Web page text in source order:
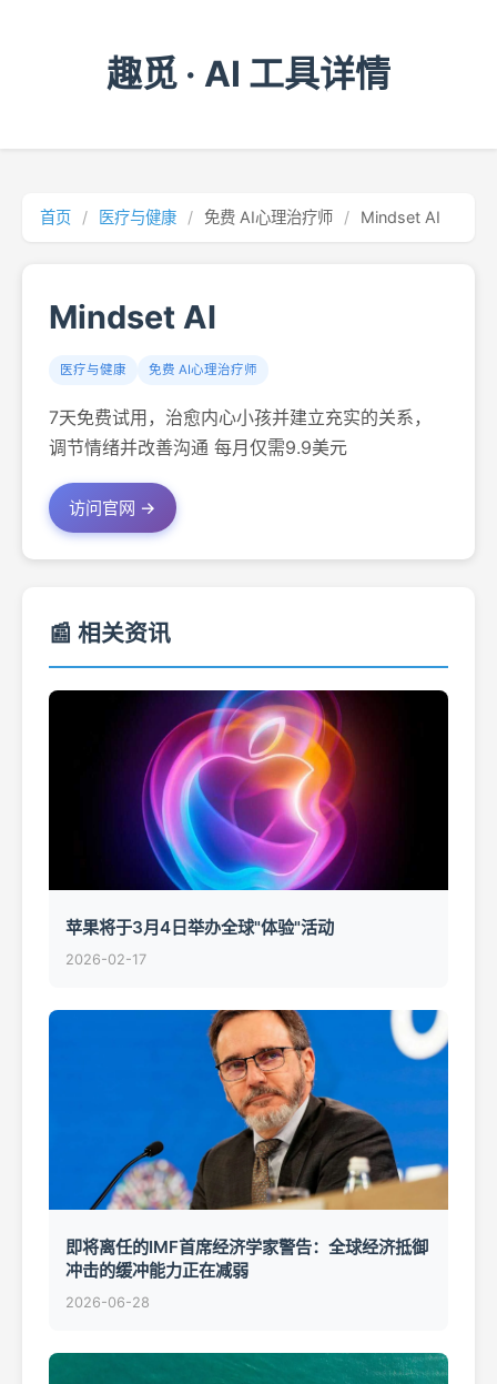
趣觅 · AI 工具详情
首页 / 医疗与健康 / 免费 AI心理治疗师 / Mindset AI
Mindset AI
医疗与健康 免费 AI心理治疗师
7天免费试用，治愈内心小孩并建立充实的关系，
调节情绪并改善沟通 每月仅需9.9美元
访问官网 →
📰 相关资讯
苹果将于3月4日举办全球"体验"活动
2026-02-17
即将离任的IMF首席经济学家警告：全球经济抵御
冲击的缓冲能力正在减弱
2026-06-28